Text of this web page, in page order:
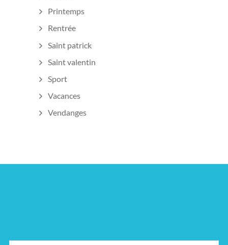
Printemps
Rentrée
Saint patrick
Saint valentin
Sport
Vacances
Vendanges